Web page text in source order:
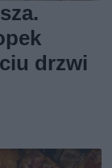
drzwi